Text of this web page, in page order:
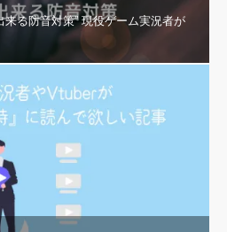
来る防音対策” 現役ゲーム実況者が